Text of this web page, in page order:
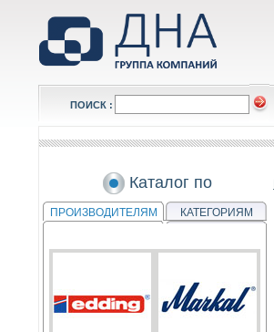
ПОИСК :
Каталог по
ПРОИЗВОДИТЕЛЯМ КАТЕГОРИЯМ